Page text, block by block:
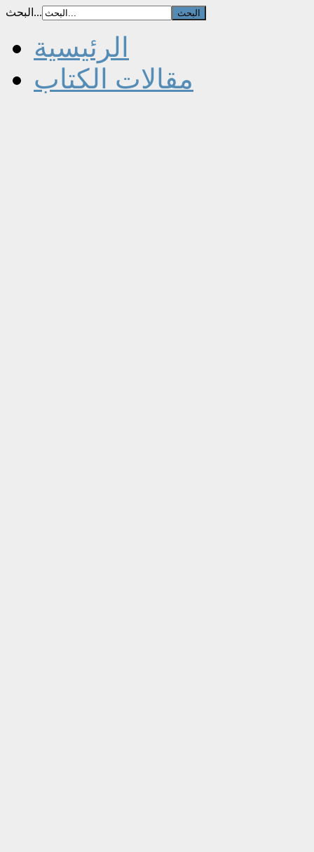
البحث...
الرئيسية
مقالات الكتاب